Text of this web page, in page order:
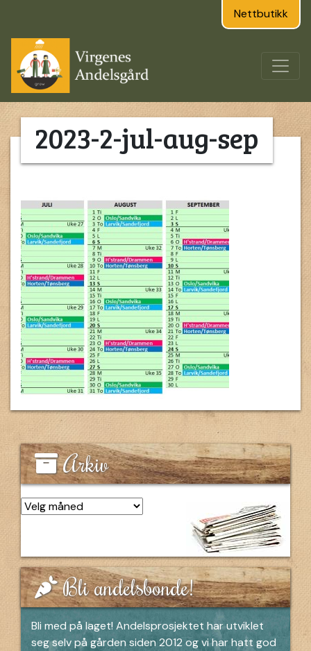
Nettbutikk
2023-2-jul-aug-sep
Arkiv
Bli andelsbonde!
Bli med på laget! Andelsprosjektet har utviklet
seg selv på gården siden 2012 og vi har hatt god